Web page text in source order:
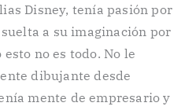
Disney, tenía pasión por
a su imaginación por
no es todo. No le
dibujante desde
mente de empresario y